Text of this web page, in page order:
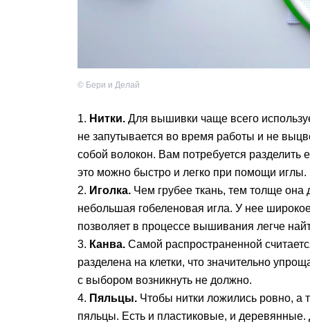
© Бери и Делай
Нитки. Для вышивки чаще всего
не запутывается во время работы и не
собой волокон. Вам потребуется разделить
это можно быстро и легко при помощи иглы.
Иголка. Чем грубее ткань, тем толще
небольшая гобеленовая игла. У нее
позволяет в процессе вышивания легче
Канва. Самой распространенной
разделена на клетки, что значительно
с выбором возникнуть не должно.
Пяльцы. Чтобы нитки ложились ровно, а
пяльцы. Есть и пластиковые, и